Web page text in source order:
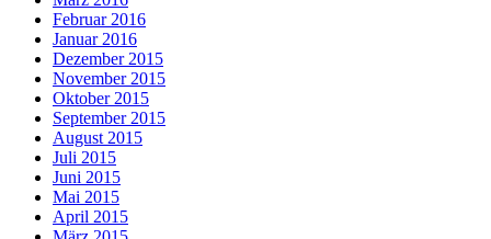
Februar 2016
Januar 2016
Dezember 2015
November 2015
Oktober 2015
September 2015
August 2015
Juli 2015
Juni 2015
Mai 2015
April 2015